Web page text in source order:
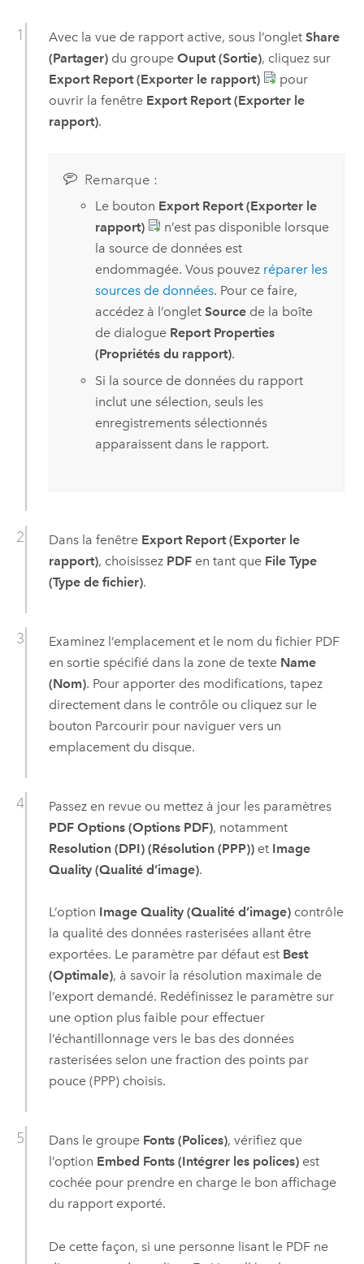
Avec la vue de rapport active, sous l’onglet Share
(Partager)du groupe Ouput (Sortie), cliquez sur
Export Report (Exporter le rapport)
pour
ouvrir la fenêtre Export Report (Exporter le
rapport).
Remarque :
Le bouton Export Report (Exporter le
rapport)
n’est pas disponible lorsque
la source de données est
endommagée. Vous pouvez réparer les
sources de données. Pour ce faire,
accédez à l’onglet Sourcede la boîte
de dialogue Report Properties
(Propriétés du rapport).
Si la source de données du rapport
inclut une sélection, seuls les
enregistrements sélectionnés
apparaissent dans le rapport.
Dans la fenêtre Export Report (Exporter le
rapport), choisissez PDFen tant que File Type
(Type de fichier).
Examinez l’emplacement et le nom du fichier PDF
en sortie spécifié dans la zone de texte Name
(Nom). Pour apporter des modifications, tapez
directement dans le contrôle ou cliquez sur le
bouton Parcourir pour naviguer vers un
emplacement du disque.
Passez en revue ou mettez à jour les paramètres
PDF Options (Options PDF), notamment
Resolution (DPI) (Résolution (PPP))et Image
Quality (Qualité d’image).
L’option Image Quality (Qualité d’image)contrôle
la qualité des données rasterisées allant être
exportées. Le paramètre par défaut est Best
(Optimale), à savoir la résolution maximale de
l’export demandé. Redéfinissez le paramètre sur
une option plus faible pour effectuer
l’échantillonnage vers le bas des données
rasterisées selon une fraction des points par
pouce (PPP) choisis.
Dans le groupe Fonts (Polices), vérifiez que
l’option Embed Fonts (Intégrer les polices)est
cochée pour prendre en charge le bon affichage
du rapport exporté.
De cette façon, si une personne lisant le PDF ne